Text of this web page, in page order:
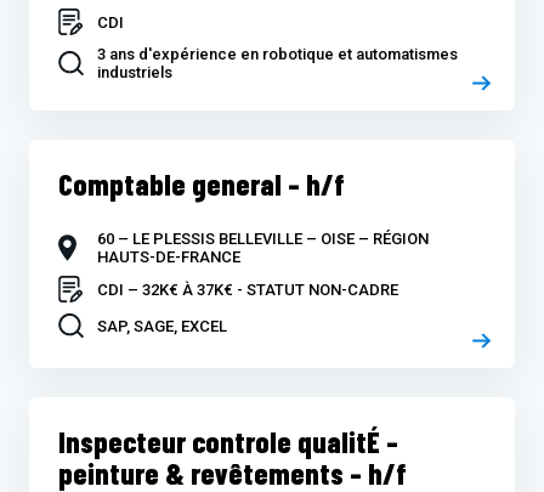
CDI
3 ans d'expérience en robotique et automatismes
industriels
Comptable general – h/f
60 – LE PLESSIS BELLEVILLE – OISE – RÉGION
HAUTS-DE-FRANCE
CDI – 32K€ À 37K€ - STATUT NON-CADRE
SAP, SAGE, EXCEL
Inspecteur controle qualitÉ –
peinture & revêtements – h/f